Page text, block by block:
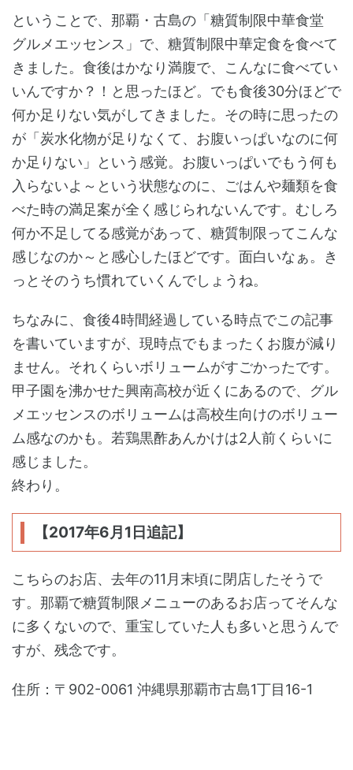
ということで、那覇・古島の「糖質制限中華食堂
グルメエッセンス」で、糖質制限中華定食を食べて
きました。食後はかなり満腹で、こんなに食べてい
いんですか？！と思ったほど。でも食後30分ほどで
何か足りない気がしてきました。その時に思ったの
が「炭水化物が足りなくて、お腹いっぱいなのに何
か足りない」という感覚。お腹いっぱいでもう何も
入らないよ～という状態なのに、ごはんや麺類を食
べた時の満足案が全く感じられないんです。むしろ
何か不足してる感覚があって、糖質制限ってこんな
感じなのか～と感心したほどです。面白いなぁ。き
っとそのうち慣れていくんでしょうね。
ちなみに、食後4時間経過している時点でこの記事
を書いていますが、現時点でもまったくお腹が減り
ません。それくらいボリュームがすごかったです。
甲子園を沸かせた興南高校が近くにあるので、グル
メエッセンスのボリュームは高校生向けのボリュー
ム感なのかも。若鶏黒酢あんかけは2人前くらいに
感じました。
終わり。
【2017年6月1日追記】
こちらのお店、去年の11月末頃に閉店したそうで
す。那覇で糖質制限メニューのあるお店ってそんな
に多くないので、重宝していた人も多いと思うんで
すが、残念です。
住所：〒902-0061 沖縄県那覇市古島1丁目16-1